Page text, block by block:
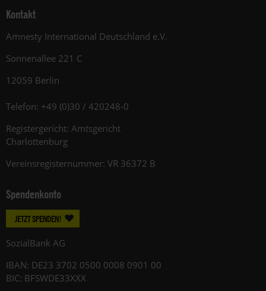
Kontakt
Amnesty International Deutschland e.V.
Sonnenallee 221 C
12059 Berlin
Telefon: +49 (0)30 / 420248-0
Registergericht: Amtsgericht
Charlottenburg
Vereinsregisternummer: VR 36372 B
Spendenkonto
JETZT SPENDEN!
SozialBank AG
IBAN: DE23 3702 0500 0008 0901 00
BIC: BFSWDE33XXX